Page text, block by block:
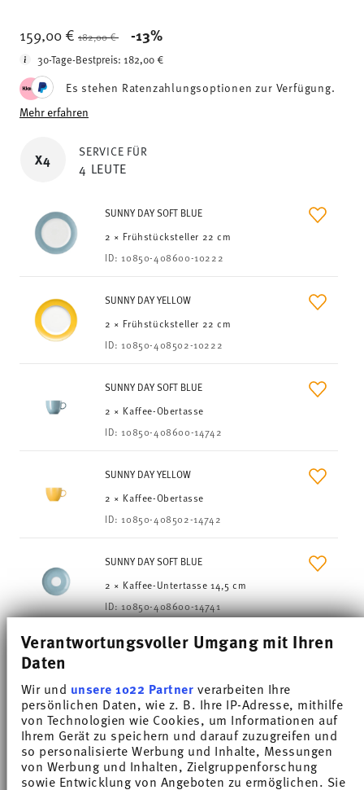
Verantwortungsvoller Umgang mit Ihren
Daten
Wir und unsere 1022 Partnerverarbeiten Ihre
persönlichen Daten, wie z. B. Ihre IP-Adresse, mithilfe
von Technologien wie Cookies, um Informationen auf
Ihrem Gerät zu speichern und darauf zuzugreifen und
so personalisierte Werbung und Inhalte, Messungen
von Werbung und Inhalten, Zielgruppenforschung
sowie Entwicklung von Angeboten zu ermöglichen. Sie
159,00 € Price reduced from
182,00 € -13%
30-Tage-Bestpreis:182,00 €
Es stehen Ratenzahlungsoptionen zur Verfügung.
Mehr erfahren
X4 SERVICE FÜR
4 LEUTE
SUNNY DAY SOFT BLUE
2 × Frühstücksteller 22 cm
ID:10850-408600-10222
SUNNY DAY YELLOW
2 × Frühstücksteller 22 cm
ID:10850-408502-10222
SUNNY DAY SOFT BLUE
2 × Kaffee-Obertasse
ID:10850-408600-14742
SUNNY DAY YELLOW
2 × Kaffee-Obertasse
ID:10850-408502-14742
SUNNY DAY SOFT BLUE
2 × Kaffee-Untertasse 14,5 cm
ID:10850-408600-14741
SUNNY DAY YELLOW
ID:10850-408502-14741
Summer SALE
Bis zu 45% Rabatt auf (fast) alle Kollektionen!*